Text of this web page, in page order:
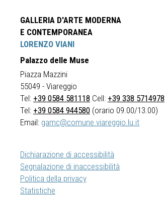
GALLERIA D'ARTE MODERNA
E CONTEMPORANEA
LORENZO VIANI
Palazzo delle Muse
Piazza Mazzini
55049 - Viareggio
Tel: +39 0584 581118 Cell: +39 338 5714978
Tel: +39 0584 944580 (orario 09.00/13.00)
Email: gamc@comune.viareggio.lu.it
Dichiarazione di accessibilità
Segnalazione di inaccessibilità
Politica della privacy
Statistiche